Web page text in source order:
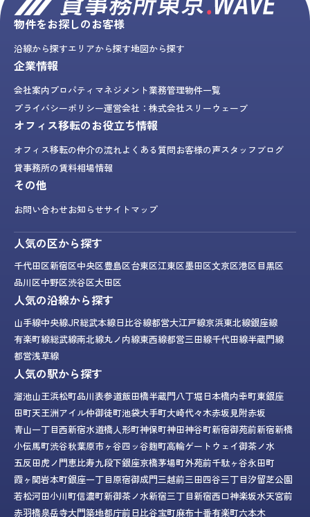
物件をお探しのお客様
沿線から探すエリアから探す地図から探す
企業情報
会社案内プロパティマネジメント業務管理物件一覧
プライバシーポリシー運営会社：株式会社スリーウェーブ
オフィス移転のお役立ち情報
オフィス移転の仲介の流れよくある質問お客様の声スタッフブログ
貸事務所の賃料相場情報
その他
お問い合わせお知らせサイトマップ
人気の区から探す
千代田区新宿区中央区豊島区台東区江東区墨田区文京区港区目黒区
品川区中野区渋谷区大田区
人気の沿線から探す
山手線中央線JR総武本線日比谷線都営大江戸線京浜東北線銀座線
有楽町線総武線南北線丸ノ内線東西線都営三田線千代田線半蔵門線
都営浅草線
人気の駅から探す
溜池山王浜松町品川表参道飯田橋半蔵門八丁堀日本橋内幸町東銀座
田町天王洲アイル仲御徒町池袋大手町大崎代々木赤坂見附赤坂
青山一丁目西新宿水道橋人形町神保町神田神谷町新宿御苑前新宿新橋
小伝馬町渋谷秋葉原市ヶ谷四ッ谷麹町高輪ゲートウェイ御茶ノ水
五反田虎ノ門恵比寿九段下銀座京橋茅場町外苑前千駄ヶ谷永田町
霞ヶ関岩本町銀座一丁目原宿御成門三越前三田四谷三丁目汐留芝公園
若松河田小川町信濃町新御茶ノ水新宿三丁目新宿西口神楽坂水天宮前
赤羽橋泉岳寺大門築地都庁前日比谷宝町麻布十番有楽町六本木